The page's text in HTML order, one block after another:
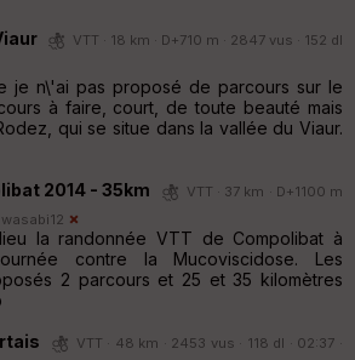
VTT · 18 km · D+710 m · 2847 vus · 152 dl
je n\'ai pas proposé de parcours sur le
à faire, court, de toute beauté mais
qui se situe dans la vallée du Viaur.
2014 - 35km
VTT · 37 km · D+1100 m
wasabi12
la randonnée VTT de Compolibat à
contre la Mucoviscidose. Les
2 parcours et 25 et 35 kilomètres
VTT · 48 km · 2453 vus · 118 dl · 02:37 ·